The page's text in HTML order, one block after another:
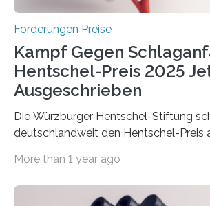
Förderungen Preise
Kampf Gegen
Hentschel-Preis 2025
Ausgeschrieben
Die Würzburger Hentschel-Stiftung
deutschlandweit den Hentschel-Preis
hochrangige wissenschaftliche
Schlaganfall“ mit Sitz in Würzburg
More than 1 year ago